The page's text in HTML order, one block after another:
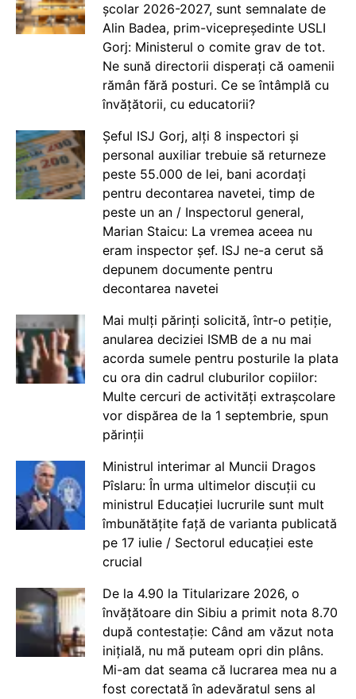
școlar 2026-2027, sunt semnalate de
Alin Badea, prim-vicepreședinte USLI
Gorj: Ministerul o comite grav de tot.
Ne sună directorii disperați că oamenii
rămân fără posturi. Ce se întâmplă cu
învățătorii, cu educatorii?
Șeful ISJ Gorj, alți 8 inspectori și
personal auxiliar trebuie să returneze
peste 55.000 de lei, bani acordați
pentru decontarea navetei, timp de
peste un an / Inspectorul general,
Marian Staicu: La vremea aceea nu
eram inspector șef. ISJ ne-a cerut să
depunem documente pentru
decontarea navetei
Mai mulți părinți solicită, într-o petiție,
anularea deciziei ISMB de a nu mai
acorda sumele pentru posturile la plata
cu ora din cadrul cluburilor copiilor:
Multe cercuri de activități extrașcolare
vor dispărea de la 1 septembrie, spun
părinții
Ministrul interimar al Muncii Dragos
Pîslaru: În urma ultimelor discuții cu
ministrul Educației lucrurile sunt mult
îmbunătățite față de varianta publicată
pe 17 iulie / Sectorul educației este
crucial
De la 4.90 la Titularizare 2026, o
învățătoare din Sibiu a primit nota 8.70
după contestație: Când am văzut nota
inițială, nu mă puteam opri din plâns.
Mi-am dat seama că lucrarea mea nu a
fost corectată în adevăratul sens al